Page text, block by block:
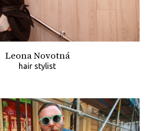
Leona Novotná
hair stylist